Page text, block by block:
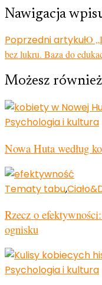
Nawigacja
Poprzedni artykułO
bez lukru. Baza do
Możesz
Psychologia i kultura
Nowa Huta według
Tematy tabu,
Rzecz o
ognisku
Psychologia i kultura